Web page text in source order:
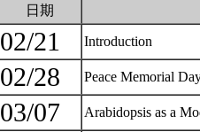
日期
02/21 Introduction
02/28 Peace Memorial
03/07 Arabidopsis as a